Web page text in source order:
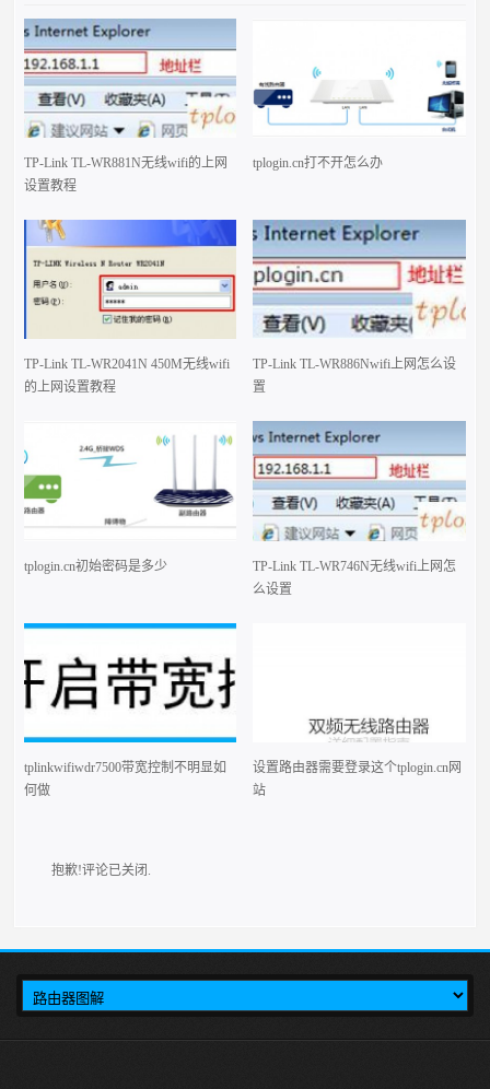
TP-Link TL-WR881N无线wifi的上网
设置教程
tplogin.cn打不开怎么办
TP-Link TL-WR2041N 450M无线wifi
的上网设置教程
TP-Link TL-WR886Nwifi上网怎么设
置
tplogin.cn初始密码是多少
TP-Link TL-WR746N无线wifi上网怎
么设置
tplinkwifiwdr7500带宽控制不明显如
何做
设置路由器需要登录这个tplogin.cn网
站
抱歉!评论已关闭.